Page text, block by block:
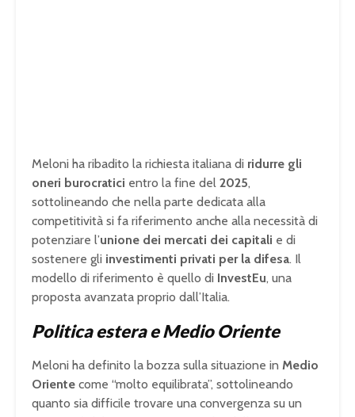
Meloni ha ribadito la richiesta italiana di ridurre gli
oneri burocratici entro la fine del 2025,
sottolineando che nella parte dedicata alla
competitività si fa riferimento anche alla necessità di
potenziare l’unione dei mercati dei capitali e di
sostenere gli investimenti privati per la difesa. Il
modello di riferimento è quello di InvestEu, una
proposta avanzata proprio dall’Italia.
Politica estera e Medio Oriente
Meloni ha definito la bozza sulla situazione in Medio
Oriente come “molto equilibrata”, sottolineando
quanto sia difficile trovare una convergenza su un